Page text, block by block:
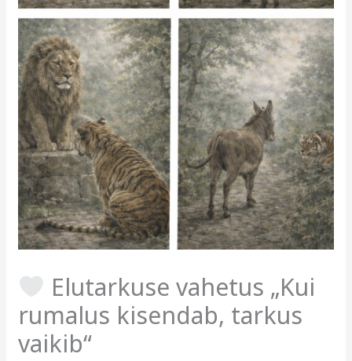
Elutarkuse vahetus „Kui
rumalus kisendab, tarkus
vaikib“